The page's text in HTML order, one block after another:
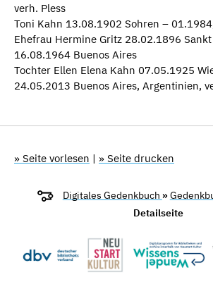
verh. Pless
Toni Kahn 13.08.1902 Sohren –
Ehefrau Hermine Gritz 28.02.1896
16.08.1964 Buenos Aires
Tochter Ellen Elena Kahn 07.05.1925
24.05.2013 Buenos Aires, Argentinien,
» Seite vorlesen | » Seite drucken
Digitales Gedenkbuch »
Detailseite